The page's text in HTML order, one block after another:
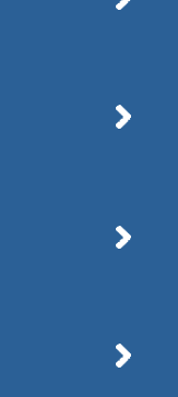
用户咨询